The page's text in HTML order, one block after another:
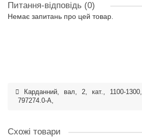
Питання-відповідь (0)
Немає запитань про цей товар.
Карданний, вал, 2, кат., 1100-1300,
797274.0-A,
Схожі товари